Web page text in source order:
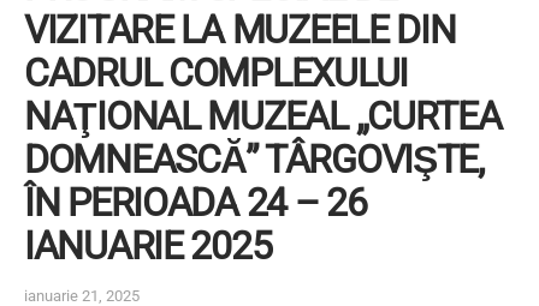
VIZITARE LA MUZEELE DIN
CADRUL COMPLEXULUI
NAŢIONAL MUZEAL „CURTEA
DOMNEASCĂ” TÂRGOVIŞTE,
ÎN PERIOADA 24 – 26
IANUARIE 2025
ianuarie 21, 2025